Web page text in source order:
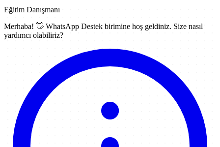
Eğitim Danışmanı
Merhaba! 👋 WhatsApp Destek birimine hoş geldiniz. Size nasıl
yardımcı olabiliriz?